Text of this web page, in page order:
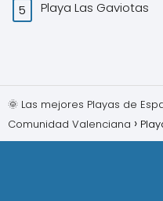
Playa Las Gaviotas
🌞 Las mejores Playas de
Comunidad Valenciana